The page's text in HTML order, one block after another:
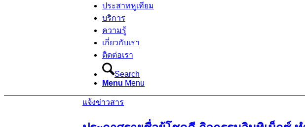
ประสาทหูเทียม
บริการ
ความรู้
เกี่ยวกับเรา
ติดต่อเรา
Search
Menu Menu
แจ้งข่าวสาร